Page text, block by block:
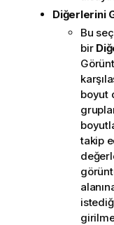
Diğerlerini
Bu
bir
boyut
takip